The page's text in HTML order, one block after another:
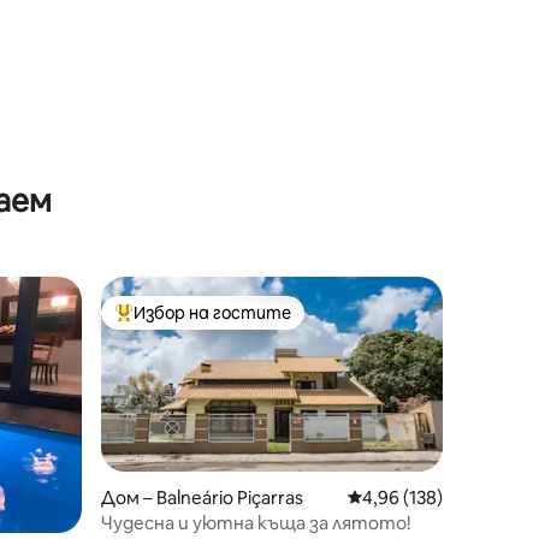
Най-популярен избор на гостите
Избор на гостите
Дом – Balneário Piçarras Средна оценка: 4,96
4,96 (138)
Чудесна и уютна къща за лятото!